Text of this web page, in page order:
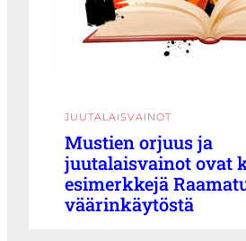
JUUTALAISVAINOT
Mustien orjuus ja
juutalaisvainot ovat
esimerkkejä
väärinkäytöstä